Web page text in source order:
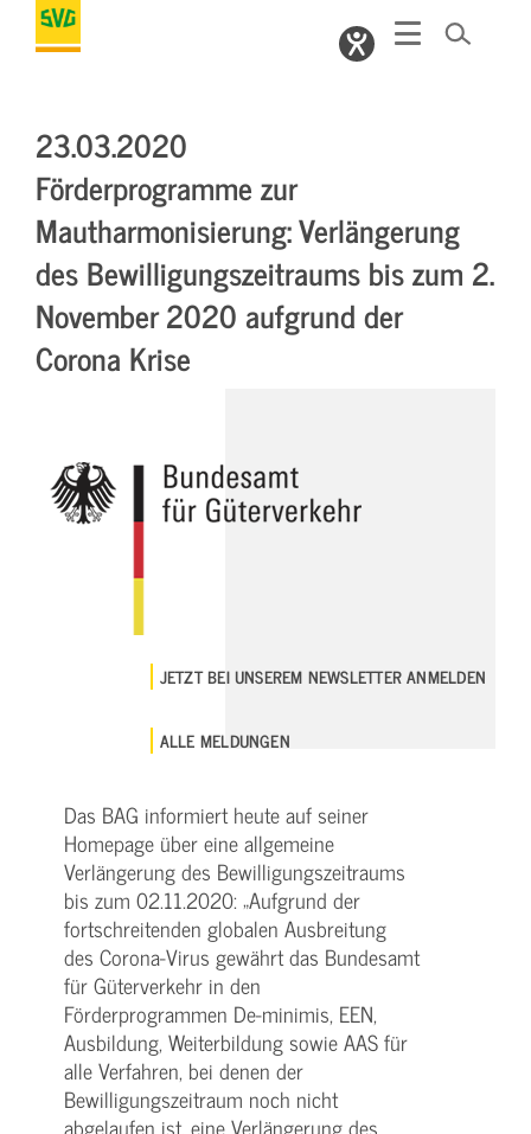
23.03.2020
Förderprogramme zur
Mautharmonisierung: Verlängerung
des Bewilligungszeitraums bis zum 2.
November 2020 aufgrund der
Corona­ Krise
JETZT BEI UNSEREM NEWSLETTER ANMELDEN
ALLE MELDUNGEN
Das BAG informiert heute auf seiner
Homepage über eine allgemeine
Verlängerung des Bewilligungszeitraums
bis zum 02.11.2020: „Aufgrund der
fortschreitenden globalen Ausbreitung
des Corona-Virus gewährt das Bundesamt
für Güterverkehr in den
Förderprogrammen De-minimis, EEN,
Ausbildung, Weiterbildung sowie AAS für
alle Verfahren, bei denen der
Bewilligungszeitraum noch nicht